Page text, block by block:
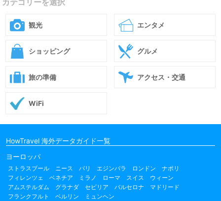
カテゴリーを選択
観光 エンタメ
ショッピング グルメ
旅の準備 アクセス・交通
WiFi
HowTravel 海外データガイド一覧
ヨーロッパ
ストラスブール ニース パリ エジンバラ ロンドン
ナポリ
フィレンツェ
ベネチア ミラノ ローマ スイス
ウィーン
アムステルダム
グラナダ セビリア バルセロナ
マドリード
フランクフルト
ベルリン ミュンヘン